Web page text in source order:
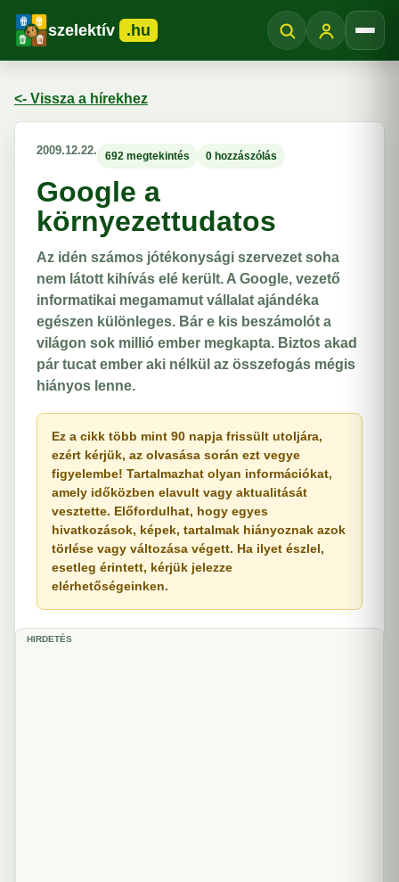
szelektív .hu
<- Vissza a hírekhez
2009.12.22. 692 megtekintés 0 hozzászólás
Google a
környezettudatos
Az idén számos jótékonysági szervezet soha
nem látott kihívás elé került. A Google, vezető
informatikai megamamut vállalat ajándéka
egészen különleges. Bár e kis beszámolót a
világon sok millió ember megkapta. Biztos akad
pár tucat ember aki nélkül az összefogás mégis
hiányos lenne.
Ez a cikk több mint 90 napja frissült utoljára,
ezért kérjük, az olvasása során ezt vegye
figyelembe! Tartalmazhat olyan információkat,
amely időközben elavult vagy aktualitását
vesztette. Előfordulhat, hogy egyes
hivatkozások, képek, tartalmak hiányoznak azok
törlése vagy változása végett. Ha ilyet észlel,
esetleg érintett, kérjük jelezze
elérhetőségeinken.
HIRDETÉS